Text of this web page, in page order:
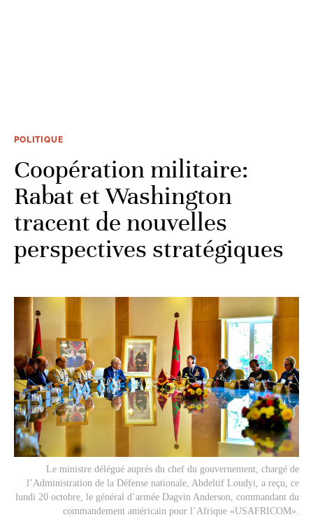
POLITIQUE
Coopération militaire:
Rabat et Washington
tracent de nouvelles
perspectives stratégiques
Le ministre délégué auprès du chef du gouvernement, chargé de
l’Administration de la Défense nationale, Abdeltif Loudyi, a reçu, ce
lundi 20 octobre, le général d’armée Dagvin Anderson, commandant du
commandement américain pour l’Afrique «USAFRICOM».